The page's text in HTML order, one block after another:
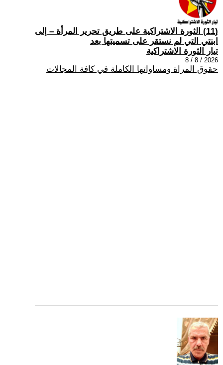
(11) الثورة الاشتراكية على طريق تحرير المرأة – إلى
ابنتي التي لم نستقر على تسميتها بعد
تيار الثورة الاشتراكية
2026 / 8 / 8
حقوق المراة ومساواتها الكاملة في كافة المجالات